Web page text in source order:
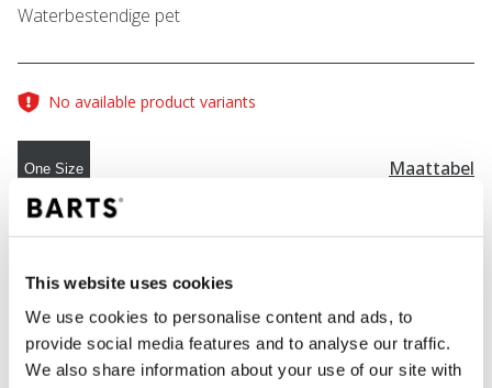
This website uses cookies
We use cookies to personalise content and ads, to
provide social media features and to analyse our traffic.
We also share information about your use of our site with
Waterbestendige pet
No available product variants
One Size Maattabel
IN WINKELWAGEN